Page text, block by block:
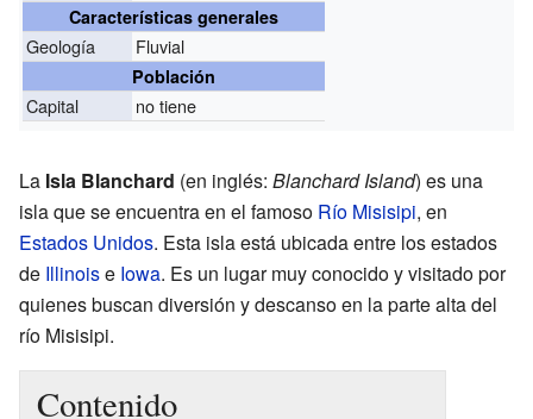
Características generales
Geología Fluvial
Población
Capital no tiene
La Isla Blanchard (en inglés: Blanchard Island) es una
isla que se encuentra en el famoso Río Misisipi, en
Estados Unidos. Esta isla está ubicada entre los estados
de Illinoise Iowa. Es un lugar muy conocido y visitado por
quienes buscan diversión y descanso en la parte alta del
río Misisipi.
Contenido